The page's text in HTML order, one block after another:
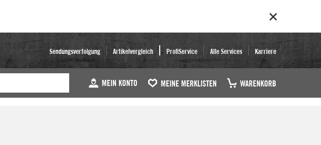
Sendungsverfolgung Artikelvergleich ProfiService Alle Services Karriere
MEIN KONTO MEINE MERKLISTEN WARENKORB